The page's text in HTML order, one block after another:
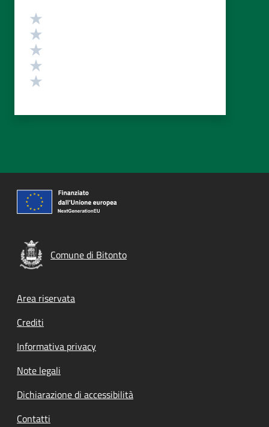
Valutazione
Comune di Bitonto
Footer menu
Area riservata
Crediti
Informativa privacy
Note legali
Dichiarazione di accessibilità
Contatti